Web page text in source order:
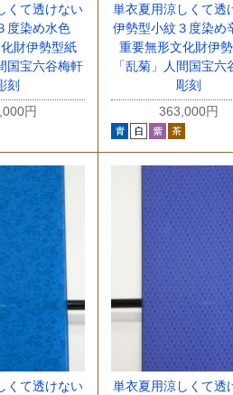
くて透けない
度染め水色
財伊勢型紙
国宝六谷梅軒
刻
円
単衣夏用涼しくて透
伊勢型小紋３度染
重要無形文化財伊
「乱菊」人間国宝六
彫刻
363,000円
くて透けない
単衣夏用涼しくて透